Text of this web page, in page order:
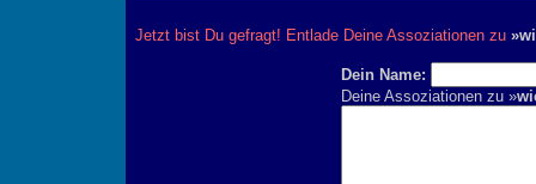
Jetzt bist Du gefragt! Entlade Deine Assoziationen zu
Dein Name:
Deine Assoziationen zu »